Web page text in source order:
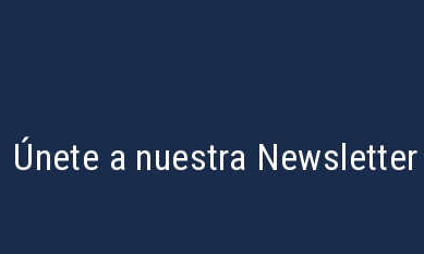
Únete a nuestra Newsletter